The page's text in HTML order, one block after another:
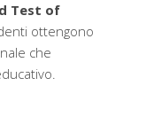
Test of
ottengono
che